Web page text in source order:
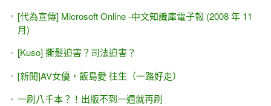
[代為宣傳] Microsoft Online -中文知識庫電子報 (2008 年 11
月)
[Kuso] 撕髮迫害？司法迫害？
[新聞]AV女優，飯島愛 往生（一路好走）
一刷八千本？！出版不到一週就再刷